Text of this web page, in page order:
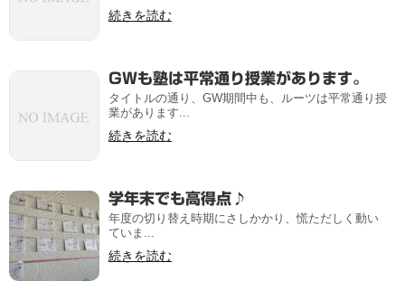
続きを読む
GWも塾は平常通り授業があります。
タイトルの通り、GW期間中も、ルーツは平常通り授
業があります...
続きを読む
学年末でも高得点♪
年度の切り替え時期にさしかかり、慌ただしく動い
ていま...
続きを読む